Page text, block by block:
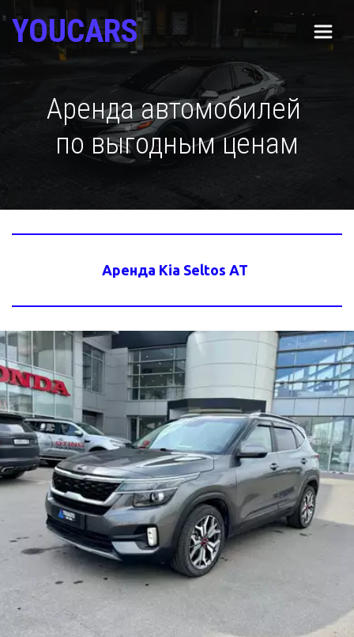
YOUCARS
Аренда автомобилей
по выгодным ценам
Аренда Kia Seltos AT